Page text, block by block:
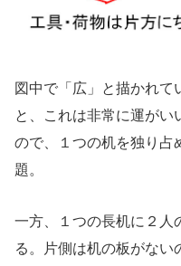
図中で「広」と描かれて
と、これは非常に運がい
ので、１つの机を独り占
題。
一方、１つの長机に２人
る。片側は机の板がない